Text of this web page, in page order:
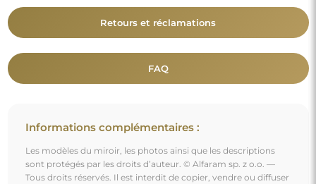
Retours et réclamations
FAQ
Informations complémentaires :
Les modèles du miroir, les photos ainsi que les descriptions
sont protégés par les droits d’auteur. © Alfaram sp. z o.o. —
Tous droits réservés. Il est interdit de copier, vendre ou diffuser